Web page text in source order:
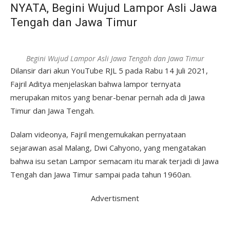
NYATA, Begini Wujud Lampor Asli Jawa
Tengah dan Jawa Timur
Begini Wujud Lampor Asli Jawa Tengah dan Jawa Timur
Dilansir dari akun YouTube RJL 5 pada Rabu 14 Juli 2021,
Fajril Aditya menjelaskan bahwa lampor ternyata
merupakan mitos yang benar-benar pernah ada di Jawa
Timur dan Jawa Tengah.
Dalam videonya, Fajril mengemukakan pernyataan
sejarawan asal Malang, Dwi Cahyono, yang mengatakan
bahwa isu setan Lampor semacam itu marak terjadi di Jawa
Tengah dan Jawa Timur sampai pada tahun 1960an.
Advertisment